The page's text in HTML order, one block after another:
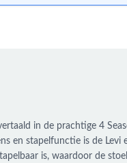
in de prachtige 4
en stapelfunctie is de
is, waardoor de